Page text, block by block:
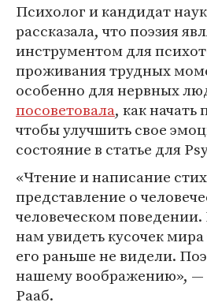
Психолог и кандидат
рассказала, что поэзия
инструментом для
проживания трудных
особенно для нервных
посоветовала, как начать
чтобы улучшить свое
состояние в статье для
«Чтение и написание
представление о
человеческом
нам увидеть кусочек
его раньше не видели.
нашему воображению», —
Рааб.